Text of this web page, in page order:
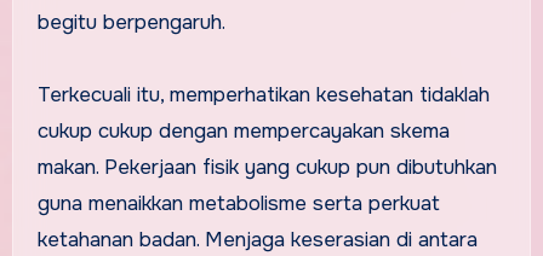
begitu berpengaruh.
Terkecuali itu, memperhatikan kesehatan tidaklah
cukup cukup dengan mempercayakan skema
makan. Pekerjaan fisik yang cukup pun dibutuhkan
guna menaikkan metabolisme serta perkuat
ketahanan badan. Menjaga keserasian di antara